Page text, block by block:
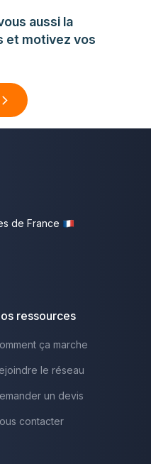
aussi la
et motivez vos
de France
ressources
ça marche
le réseau
un devis
contacter